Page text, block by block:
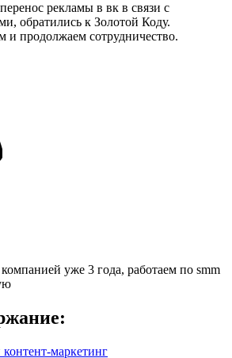
рекламы в вк в связи с
обратились к Золотой Коду.
и продолжаем сотрудничество.
уже 3 года, работаем по smm
маркетинг